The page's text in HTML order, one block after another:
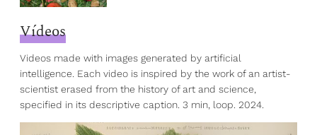
Vídeos
Videos made with images generated by artificial
intelligence. Each video is inspired by the work of an artist-
scientist erased from the history of art and science,
specified in its descriptive caption. 3 min, loop. 2024.